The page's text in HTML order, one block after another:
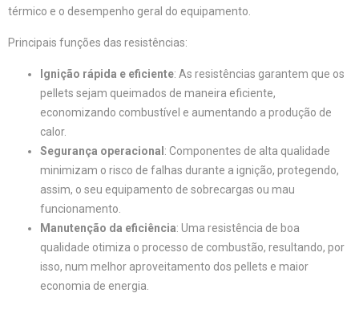
térmico e o desempenho geral do equipamento.
Principais funções das resistências:
Ignição rápida e eficiente: As resistências garantem que os
pellets sejam queimados de maneira eficiente,
economizando combustível e aumentando a produção de
calor.
Segurança operacional : Componentes de alta qualidade
minimizam o risco de falhas durante a ignição, protegendo,
assim, o seu equipamento de sobrecargas ou mau
funcionamento.
Manutenção da eficiência: Uma resistência de boa
qualidade otimiza o processo de combustão, resultando, por
isso, num melhor aproveitamento dos pellets e maior
economia de energia.